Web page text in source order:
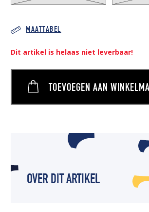
MAATTABEL
Dit artikel is helaas niet leverbaar!
TOEVOEGEN AAN
OVER DIT ARTIKEL